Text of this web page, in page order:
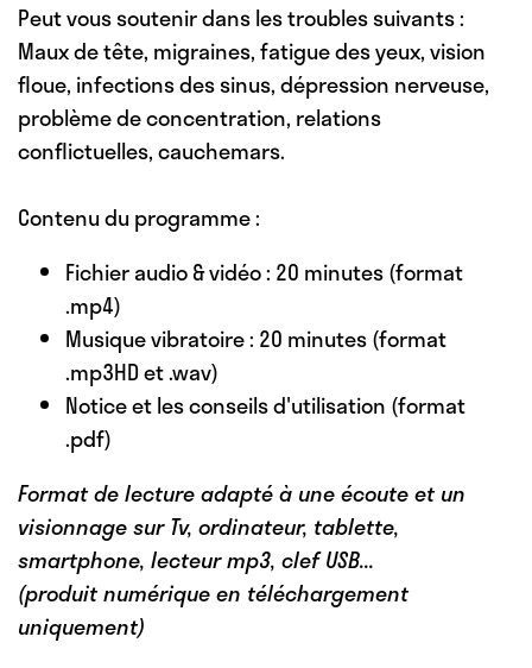
Peut vous soutenir dans les troubles suivants :
Maux de tête, migraines, fatigue des yeux, vision
floue, infections des sinus, dépression nerveuse,
problème de concentration, relations
conflictuelles, cauchemars.
Contenu du programme :
Fichier audio & vidéo : 20 minutes (format
.mp4)
Musique vibratoire : 20 minutes (format
.mp3HD et .wav)
Notice et les conseils d'utilisation (format
.pdf)
Format de lecture adapté à une écoute et un
visionnage sur Tv, ordinateur, tablette,
smartphone, lecteur mp3, clef USB...
(produit numérique en téléchargement
uniquement)